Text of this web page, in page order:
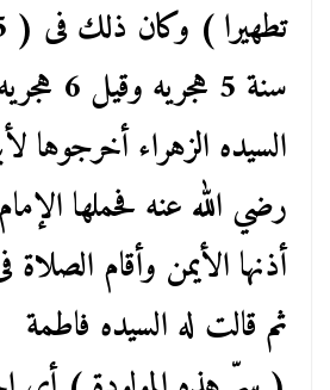
سنة 5
السيده الزهراء أخرجوها
رضي الله عنه فحملها
أذنها الأيمن وأقام
ثم قالت له السيده فاطمة